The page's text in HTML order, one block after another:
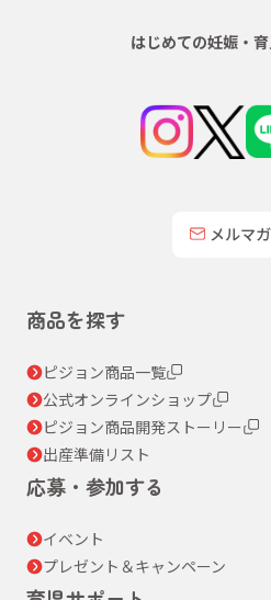
はじめての妊娠・
メルマ
商品を探す
ピジョン商品一覧
公式オンラインショップ
ピジョン商品開発ストーリー
出産準備リスト
応募・参加する
イベント
プレゼント＆キャンペーン